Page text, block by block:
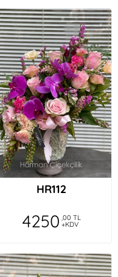
HR112
4250 ,00 TL
+KDV